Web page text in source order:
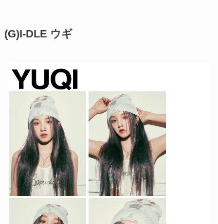
(G)I-DLE ウギ